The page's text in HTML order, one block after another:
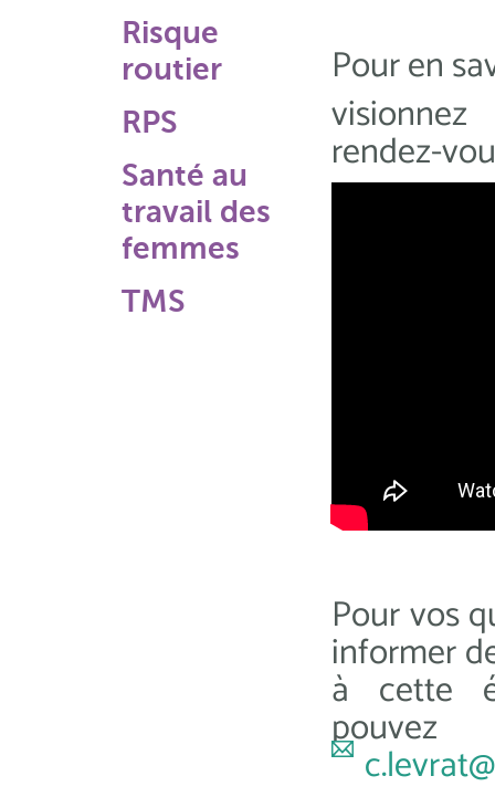
Risque
routier
RPS
Santé au
travail des
femmes
TMS
Pour en
rendez-
Pour vos
informer
à cette